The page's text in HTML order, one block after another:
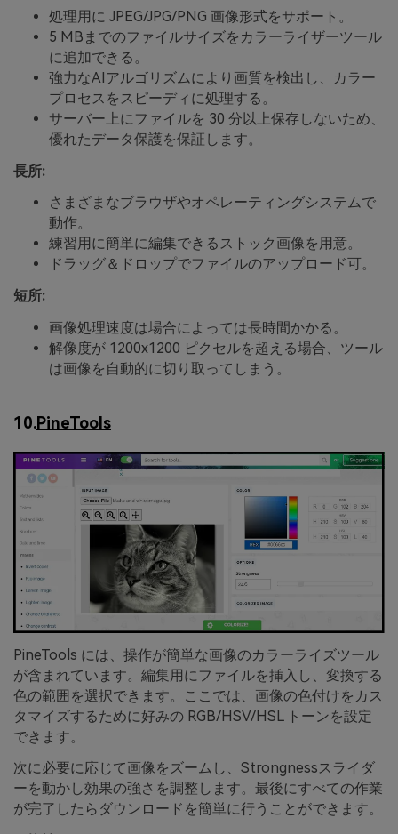
処理用に JPEG/JPG/PNG 画像形式をサポート。
5 MBまでのファイルサイズをカラーライザーツール
に追加できる。
強力なAIアルゴリズムにより画質を検出し、カラー
プロセスをスピーディに処理する。
サーバー上にファイルを 30 分以上保存しないため、
優れたデータ保護を保証します。
長所:
さまざまなブラウザやオペレーティングシステムで
動作。
練習用に簡単に編集できるストック画像を用意。
ドラッグ＆ドロップでファイルのアップロード可。
短所:
画像処理速度は場合によっては長時間かかる。
解像度が 1200x1200 ピクセルを超える場合、ツール
は画像を自動的に切り取ってしまう。
10.PineTools
PineTools には、操作が簡単な画像のカラーライズツール
が含まれています。編集用にファイルを挿入し、変換する
色の範囲を選択できます。ここでは、画像の色付けをカス
タマイズするために好みの RGB/HSV/HSL トーンを設定
できます。
次に必要に応じて画像をズームし、Strongnessスライダ
ーを動かし効果の強さを調整します。最後にすべての作業
が完了したらダウンロードを簡単に行うことができます。